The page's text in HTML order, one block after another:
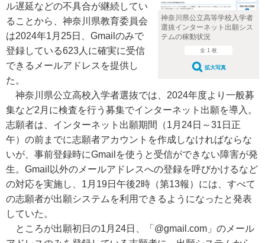
神奈川県公立高等学校入学者
選抜インターネット出願シス
テムの稼動状況
全 1 枚
拡大写真
ル遅延などの不具合が継続してい
ることから、神奈川県教育委員会
は2024年1月25日、Gmailのみで
登録している623人に確実に受信
できるメールアドレスを提供し
た。
神奈川県公立高校入学者選抜では、2024年度より一般募
集など2月に検査を行う募集でインターネット出願を導入。
志願者は、インターネット出願期間（1月24日～31日正
午）の前までに志願者アカウントを作成しなければならな
いが、事前登録時にGmailを使うと受信ができない障害が発
生。Gmail以外のメールアドレスへの登録を呼びかけるなど
の対応を実施し、1月19日午後2時（第13報）には、すべて
の志願者が出願システムを利用できるようになったと発表
していた。
ところが出願初日の1月24日、「@gmail.com」のメール